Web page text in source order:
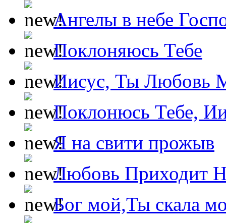
Ангелы в небе
Поклоняюсь Тебе
Иисус, Ты Любовь
Поклонюсь Тебе,
Я на свити прожыв
Любовь Приходит
Бог мой,Ты скала